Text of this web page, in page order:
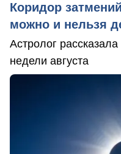
Коридор
можно и нельзя
Астролог
недели августа